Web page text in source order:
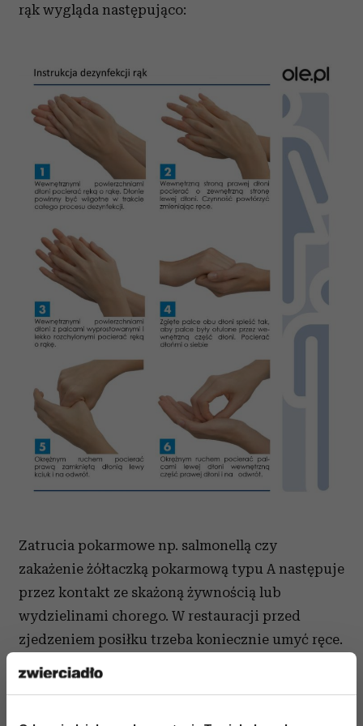
rąk wygląda następująco:
Zatrucia pokarmowe np. salmonellą czy
zakażenie żółtaczką pokarmową typu A następuje
przez kontakt ze skażoną żywnością lub
wydzielinami chorego. W restauracji przed
zjedzeniem posiłku trzeba koniecznie umyć ręce.